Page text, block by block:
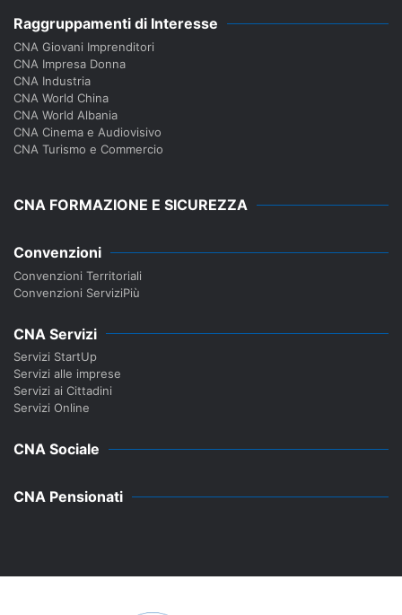
Raggruppamenti di Interesse
CNA Giovani Imprenditori
CNA Impresa Donna
CNA Industria
CNA World China
CNA World Albania
CNA Cinema e Audiovisivo
CNA Turismo e Commercio
CNA FORMAZIONE E SICUREZZA
Convenzioni
Convenzioni Territoriali
Convenzioni ServiziPiù
CNA Servizi
Servizi StartUp
Servizi alle imprese
Servizi ai Cittadini
Servizi Online
CNA Sociale
CNA Pensionati